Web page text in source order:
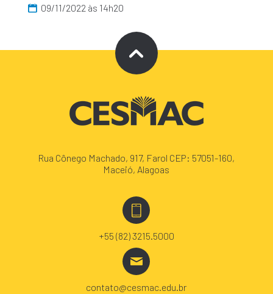
09/11/2022 às 14h20
Rua Cônego Machado, 917, Farol CEP: 57051-160,
Maceió, Alagoas
+55 (82) 3215.5000
contato@cesmac.edu.br